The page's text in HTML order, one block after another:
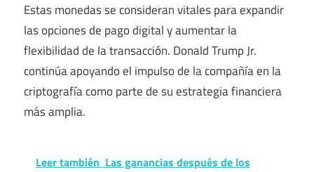
Estas monedas se consideran vitales para expandir
las opciones de pago digital y aumentar la
flexibilidad de la transacción. Donald Trump Jr.
continúa apoyando el impulso de la compañía en la
criptografía como parte de su estrategia financiera
más amplia.
Leer también Las ganancias después de los